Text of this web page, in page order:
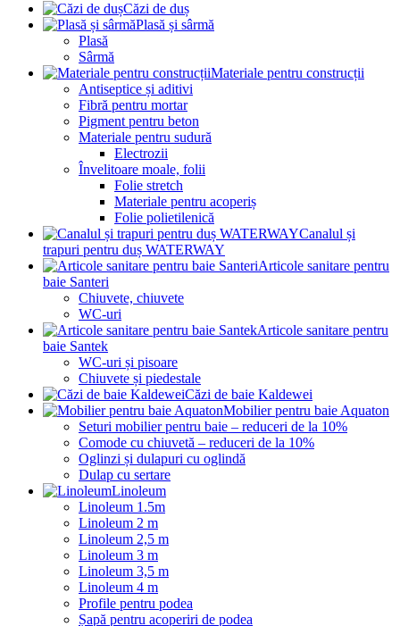
Căzi de duș
Plasă și sârmă
Plasă
Sârmă
Materiale pentru construcții
Antiseptice și aditivi
Fibră pentru mortar
Pigment pentru beton
Materiale pentru sudură
Electrozii
Învelitoare moale, folii
Folie stretch
Materiale pentru acoperiș
Folie polietilenică
Canalul și
trapuri pentru duș WATERWAY
Articole sanitare pentru
baie Santeri
Chiuvete, chiuvete
WC-uri
Articole sanitare pentru
baie Santek
WC-uri și pisoare
Chiuvete și piedestale
Căzi de baie Kaldewei
Mobilier pentru baie Aquaton
Seturi mobilier pentru baie – reduceri de la 10%
Comode cu chiuvetă – reduceri de la 10%
Oglinzi și dulapuri cu oglindă
Dulap cu sertare
Linoleum
Linoleum 1.5m
Linoleum 2 m
Linoleum 2,5 m
Linoleum 3 m
Linoleum 3,5 m
Linoleum 4 m
Profile pentru podea
Șapă pentru acoperiri de podea